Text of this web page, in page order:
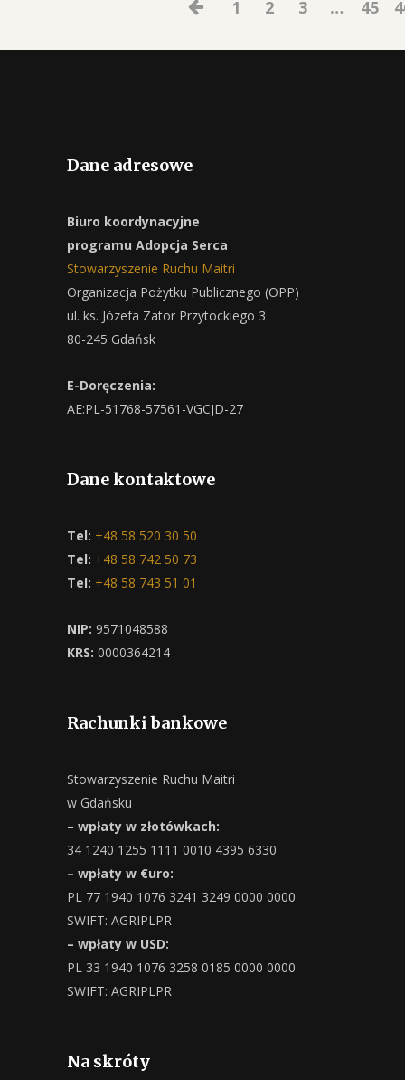
1 2 3 … 45
Dane adresowe
Biuro koordynacyjne
programu Adopcja Serca
Stowarzyszenie Ruchu Maitri
Organizacja Pożytku Publicznego (OPP)
ul. ks. Józefa Zator Przytockiego 3
80-245 Gdańsk
E-Doręczenia:
AE:PL-51768-57561-VGCJD-27
Dane kontaktowe
Tel: +48 58 520 30 50
Tel: +48 58 742 50 73
Tel: +48 58 743 51 01
NIP: 9571048588
KRS: 0000364214
Rachunki bankowe
Stowarzyszenie Ruchu Maitri
w Gdańsku
– wpłaty w złotówkach:
34 1240 1255 1111 0010 4395 6330
– wpłaty w €uro:
PL 77 1940 1076 3241 3249 0000 0000
SWIFT: AGRIPLPR
– wpłaty w USD:
PL 33 1940 1076 3258 0185 0000 0000
SWIFT: AGRIPLPR
Na skróty